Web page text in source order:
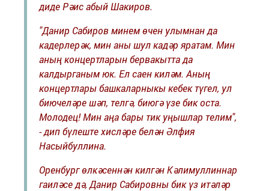
диде Рәис абый Шакиров.
"Данир Сабиров минем өчен улымнан да
кадерлерәк, мин аны шул кадәр яратам. Мин
аның концертларын бервакытта да
калдырганым юк. Ел саен киләм. Аның
концертлары башкаларныкы кебек түгел, ул
биючеләре шәп, телгә, биюгә үзе бик оста.
Молодец! Мин аңа бары тик уңышлар телим",
- дип бүлеште хисләре белән Әлфия
Насыйбуллина.
Оренбург өлкәсеннән килгән Кәлимуллиннар
гаиләсе дә, Данир Сабировны бик үз итәләр